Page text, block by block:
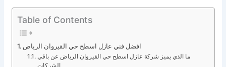
Table of Contents
افضل فني عازل اسطح حي القيروان الرياض
ما الذي يميز شركة عازل اسطح حي القيروان الرياض عن باقي